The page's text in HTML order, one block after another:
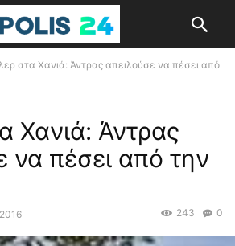
στα Χανιά: Άντρας απειλούσε να πέσει από
Χανιά: Άντρας
να πέσει από την
0
243